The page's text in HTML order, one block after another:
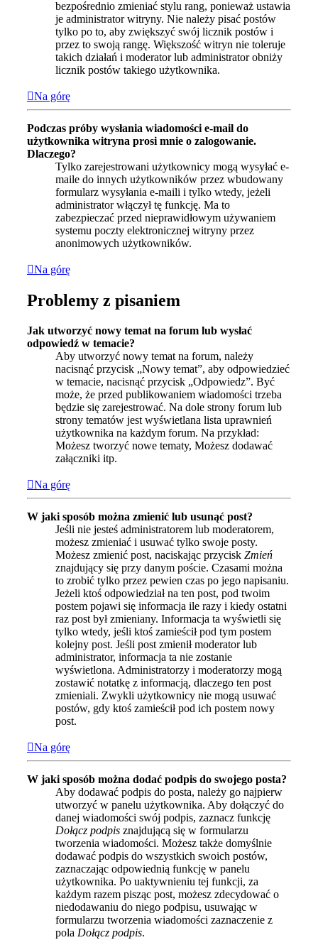
bezpośrednio zmieniać stylu rang, ponieważ ustawia
je administrator witryny. Nie należy pisać postów
tylko po to, aby zwiększyć swój licznik postów i
przez to swoją rangę. Większość witryn nie toleruje
takich działań i moderator lub administrator obniży
licznik postów takiego użytkownika.
Na górę
Podczas próby wysłania wiadomości e-mail do
użytkownika witryna prosi mnie o zalogowanie.
Dlaczego?
Tylko zarejestrowani użytkownicy mogą wysyłać e-
maile do innych użytkowników przez wbudowany
formularz wysyłania e-maili i tylko wtedy, jeżeli
administrator włączył tę funkcję. Ma to
zabezpieczać przed nieprawidłowym używaniem
systemu poczty elektronicznej witryny przez
anonimowych użytkowników.
Na górę
Problemy z pisaniem
Jak utworzyć nowy temat na forum lub wysłać
odpowiedź w temacie?
Aby utworzyć nowy temat na forum, należy
nacisnąć przycisk „Nowy temat”, aby odpowiedzieć
w temacie, nacisnąć przycisk „Odpowiedz”. Być
może, że przed publikowaniem wiadomości trzeba
będzie się zarejestrować. Na dole strony forum lub
strony tematów jest wyświetlana lista uprawnień
użytkownika na każdym forum. Na przykład:
Możesz tworzyć nowe tematy, Możesz dodawać
załączniki itp.
Na górę
W jaki sposób można zmienić lub usunąć post?
Jeśli nie jesteś administratorem lub moderatorem,
możesz zmieniać i usuwać tylko swoje posty.
Możesz zmienić post, naciskając przycisk Zmień
znajdujący się przy danym poście. Czasami można
to zrobić tylko przez pewien czas po jego napisaniu.
Jeżeli ktoś odpowiedział na ten post, pod twoim
postem pojawi się informacja ile razy i kiedy ostatni
raz post był zmieniany. Informacja ta wyświetli się
tylko wtedy, jeśli ktoś zamieścił pod tym postem
kolejny post. Jeśli post zmienił moderator lub
administrator, informacja ta nie zostanie
wyświetlona. Administratorzy i moderatorzy mogą
zostawić notatkę z informacją, dlaczego ten post
zmieniali. Zwykli użytkownicy nie mogą usuwać
postów, gdy ktoś zamieścił pod ich postem nowy
post.
Na górę
W jaki sposób można dodać podpis do swojego posta?
Aby dodawać podpis do posta, należy go najpierw
utworzyć w panelu użytkownika. Aby dołączyć do
danej wiadomości swój podpis, zaznacz funkcję
Dołącz podpis znajdującą się w formularzu
tworzenia wiadomości. Możesz także domyślnie
dodawać podpis do wszystkich swoich postów,
zaznaczając odpowiednią funkcję w panelu
użytkownika. Po uaktywnieniu tej funkcji, za
każdym razem pisząc post, możesz zdecydować o
niedodawaniu do niego podpisu, usuwając w
formularzu tworzenia wiadomości zaznaczenie z
pola Dołącz podpis.